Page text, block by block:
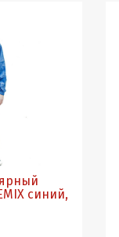
синий,